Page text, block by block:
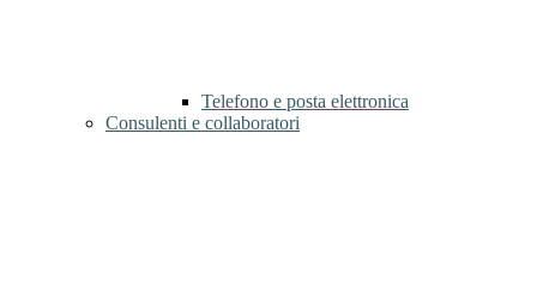
Telefono e posta elettronica
Consulenti e collaboratori